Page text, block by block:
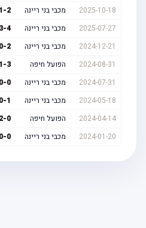
2025-10-18
מכבי בני ריינה 1
2025-07-27
מכבי בני ריינה 3
2024-12-21
מכבי בני ריינה 0
2024-08-31
הפועל חיפה 1
2024-07-31
מכבי בני ריינה 0
2024-05-18
מכבי בני ריינה 0
2024-04-14
הפועל חיפה 2
2024-01-20
מכבי בני ריינה 0